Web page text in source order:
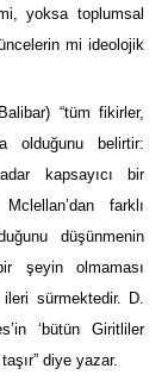
yoksa toplumsal
mi ideolojik
“tüm fikirler,
olduğunu belirtir:
kapsayıcı bir
farklı
düşünmenin
şeyin olmaması
ileri sürmektedir. D.
‘bütün Giritliler
diye yazar.